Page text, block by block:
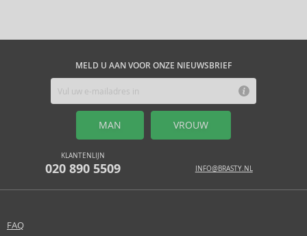
MELD U AAN VOOR ONZE NIEUWSBRIEF
MAN VROUW
KLANTENLIJN
020 890 5509 INFO@BRASTY.NL
FAQ